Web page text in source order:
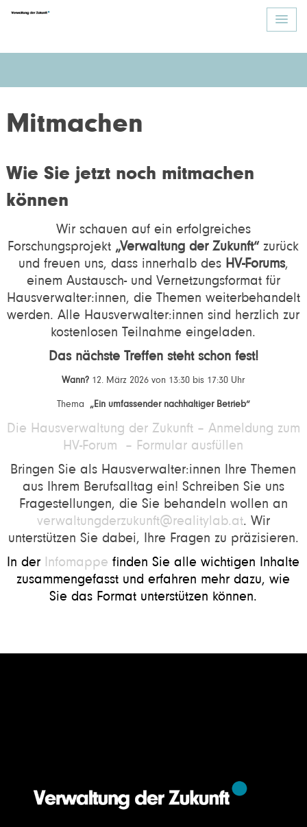
Mitmachen
Wie Sie jetzt noch mitmachen
können
Wir schauen auf ein erfolgreiches
Forschungsprojekt „Verwaltung der Zukunft“ zurück
und freuen uns, dass innerhalb des HV-Forums,
einem Austausch- und Vernetzungsformat für
Hausverwalter:innen, die Themen weiterbehandelt
werden. Alle Hausverwalter:innen sind herzlich zur
kostenlosen Teilnahme eingeladen.
Das nächste Treffen steht schon fest!
Wann? 12. März 2026 von 13:30 bis 17:30 Uhr
Thema „Ein umfassender nachhaltiger Betrieb“
Die Hausverwaltung der Zukunft – Anmeldung zum
HV-Forum – Formular ausfüllen
Bringen Sie als Hausverwalter:innen Ihre Themen
aus Ihrem Berufsalltag ein! Schreiben Sie uns
Fragestellungen, die Sie behandeln wollen an
verwaltungderzukunft@realitylab.at. Wir
unterstützen Sie dabei, Ihre Fragen zu präzisieren.
In der Infomappe finden Sie alle wichtigen Inhalte
zusammengefasst und erfahren mehr dazu, wie
Sie das Format unterstützen können.